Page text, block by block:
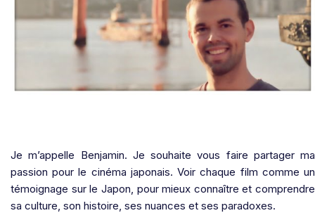
Je m’appelle Benjamin. Je souhaite vous faire partager ma
passion pour le cinéma japonais. Voir chaque film comme un
témoignage sur le Japon, pour mieux connaître et comprendre
sa culture, son histoire, ses nuances et ses paradoxes.